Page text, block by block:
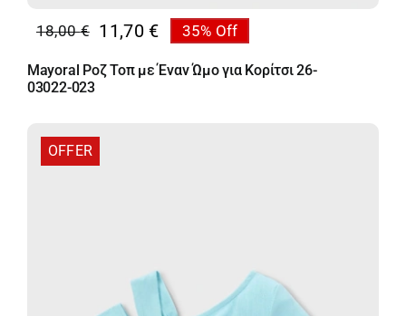
18,00€
Original
price
was:
11,70 €
Η
τρέχουσα
τιμή
35% Off
Mayoral Ροζ Τοπ με Έναν Ώμο για Κορίτσι 26-
03022-023
OFFER